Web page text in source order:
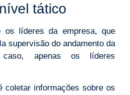
tático
os líderes da empresa, que
supervisão do andamento da
caso, apenas os líderes
coletar informações sobre os